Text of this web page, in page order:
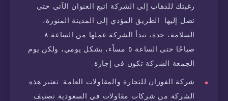
رغبتك للذهاب إلى الشركة اتبع العنوان الآتي حتى
تصل إليها الطريق المؤدي إلى المدينة المنورة،
السلامة، جدة، تبدأ الشركة عملها من الساعة ٨
صباحًا حتى الساعة ٥ مساًء، بشكل يومي، ولكن يوم
الجمعة الشركة تكون في إجازة.
شركة الفوزان للتجارة والمقاولات العامة: تعتبر هذه
الشركة من شركات مقاولات في السعودية تصنيف